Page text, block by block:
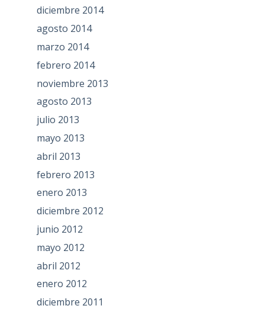
diciembre 2014
agosto 2014
marzo 2014
febrero 2014
noviembre 2013
agosto 2013
julio 2013
mayo 2013
abril 2013
febrero 2013
enero 2013
diciembre 2012
junio 2012
mayo 2012
abril 2012
enero 2012
diciembre 2011